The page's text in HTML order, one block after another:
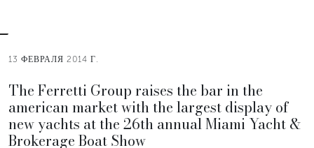
13 ФЕВРАЛЯ 2014 Г.
The Ferretti Group raises the bar in the
american market with the largest display of
new yachts at the 26th annual Miami Yacht &
Brokerage Boat Show